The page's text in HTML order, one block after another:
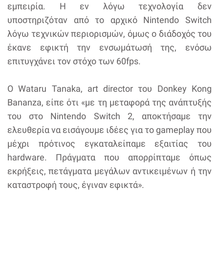
εμπειρία. Η εν λόγω τεχνολογία δεν
υποστηριζόταν από το αρχικό Nintendo Switch
λόγω τεχνικών περιορισμών, όμως ο διάδοχός του
έκανε εφικτή την ενσωμάτωσή της, ενόσω
επιτυγχάνει τον στόχο των 60fps.
Ο Wataru Tanaka, art director του Donkey Kong
Bananza, είπε ότι «με τη μεταφορά της ανάπτυξής
του στο Nintendo Switch 2, αποκτήσαμε την
ελευθερία να εισάγουμε ιδέες για το gameplay που
μέχρι πρότινος εγκαταλείπαμε εξαιτίας του
hardware. Πράγματα που απορρίπταμε όπως
εκρήξεις, πετάγματα μεγάλων αντικειμένων ή την
καταστροφή τους, έγιναν εφικτά».